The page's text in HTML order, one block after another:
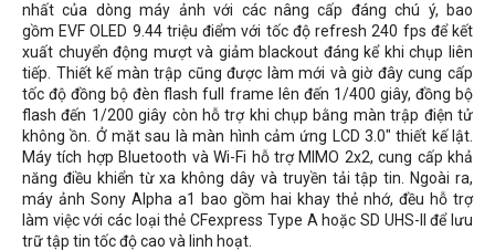
nhất của dòng máy ảnh với các nâng cấp đáng chú ý, bao
gồm EVF OLED 9.44 triệu điểm với tốc độ refresh 240 fps để kết
xuất chuyển động mượt và giảm blackout đáng kể khi chụp liên
tiếp. Thiết kế màn trập cũng được làm mới và giờ đây cung cấp
tốc độ đồng bộ đèn flash full frame lên đến 1/400 giây, đồng bộ
flash đến 1/200 giây còn hỗ trợ khi chụp bằng màn trập điện tử
không ồn. Ở mặt sau là màn hình cảm ứng LCD 3.0" thiết kế lật.
Máy tích hợp Bluetooth và Wi-Fi hỗ trợ MIMO 2x2, cung cấp khả
năng điều khiển từ xa không dây và truyền tải tập tin. Ngoài ra,
máy ảnh Sony Alpha a1 bao gồm hai khay thẻ nhớ, đều hỗ trợ
làm việc với các loại thẻ CFexpress Type A hoặc SD UHS-II để lưu
trữ tập tin tốc độ cao và linh hoạt.